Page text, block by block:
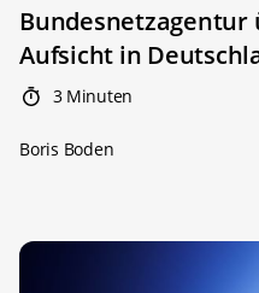
Bundesnetzagentur
Aufsicht in
3 Minuten
Boris Boden